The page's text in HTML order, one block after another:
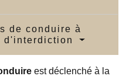
de conduire à
d'interdiction
est déclenché à la